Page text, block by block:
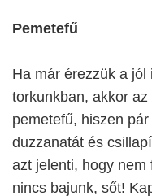
Pemetefű
Ha már érezzük a
torkunkban, akkor
pemetefű, hiszen
duzzanatát és
azt jelenti, hogy
nincs bajunk, sőt!